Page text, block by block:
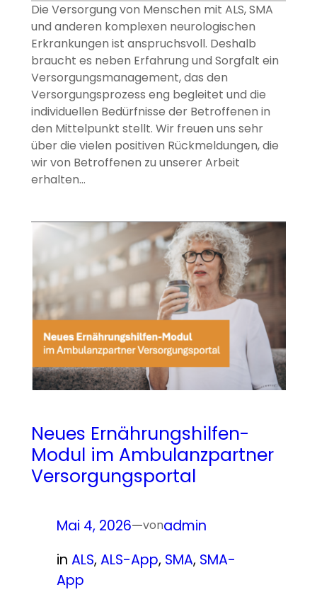
Die Versorgung von Menschen mit ALS, SMA
und anderen komplexen neurologischen
Erkrankungen ist anspruchsvoll. Deshalb
braucht es neben Erfahrung und Sorgfalt ein
Versorgungsmanagement, das den
Versorgungsprozess eng begleitet und die
individuellen Bedürfnisse der Betroffenen in
den Mittelpunkt stellt. Wir freuen uns sehr
über die vielen positiven Rückmeldungen, die
wir von Betroffenen zu unserer Arbeit
erhalten…
Neues Ernährungshilfen-
Modul im Ambulanzpartner
Versorgungsportal
Mai 4, 2026—vonadmin
in ALS, ALS-App, SMA, SMA-
App